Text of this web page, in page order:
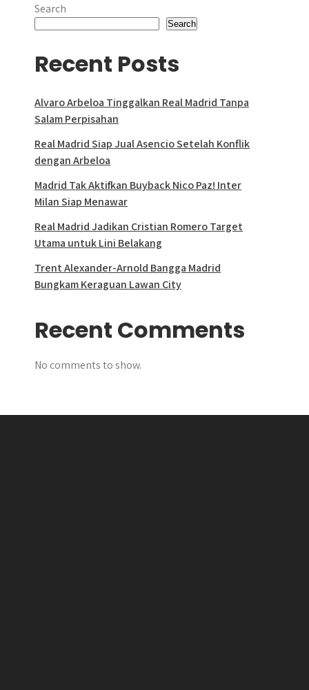
Search
Search
Recent Posts
Alvaro Arbeloa Tinggalkan Real Madrid Tanpa
Salam Perpisahan
Real Madrid Siap Jual Asencio Setelah Konflik
dengan Arbeloa
Madrid Tak Aktifkan Buyback Nico Paz! Inter
Milan Siap Menawar
Real Madrid Jadikan Cristian Romero Target
Utama untuk Lini Belakang
Trent Alexander-Arnold Bangga Madrid
Bungkam Keraguan Lawan City
Recent Comments
No comments to show.